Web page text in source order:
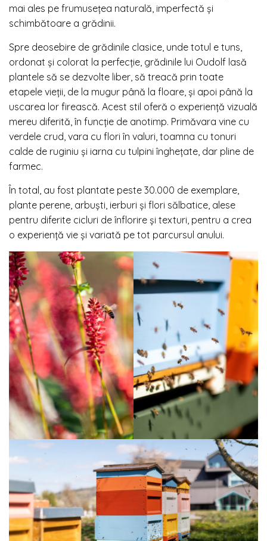
mai ales pe frumusețea naturală, imperfectă și
schimbătoare a grădinii.
Spre deosebire de grădinile clasice, unde totul e tuns,
ordonat și colorat la perfecție, grădinile lui Oudolf lasă
plantele să se dezvolte liber, să treacă prin toate
etapele vieții, de la mugur până la floare, și apoi până la
uscarea lor firească. Acest stil oferă o experiență vizuală
mereu diferită, în funcție de anotimp. Primăvara vine cu
verdele crud, vara cu flori în valuri, toamna cu tonuri
calde de ruginiu și iarna cu tulpini înghețate, dar pline de
farmec.
În total, au fost plantate peste 30.000 de exemplare,
plante perene, arbuști, ierburi și flori sălbatice, alese
pentru diferite cicluri de înflorire și texturi, pentru a crea
o experiență vie și variată pe tot parcursul anului.